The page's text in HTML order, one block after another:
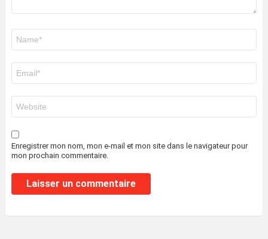
mail
*
web
Enregistrer mon nom, mon e-mail et mon site dans le navigateur pour
mon prochain commentaire.